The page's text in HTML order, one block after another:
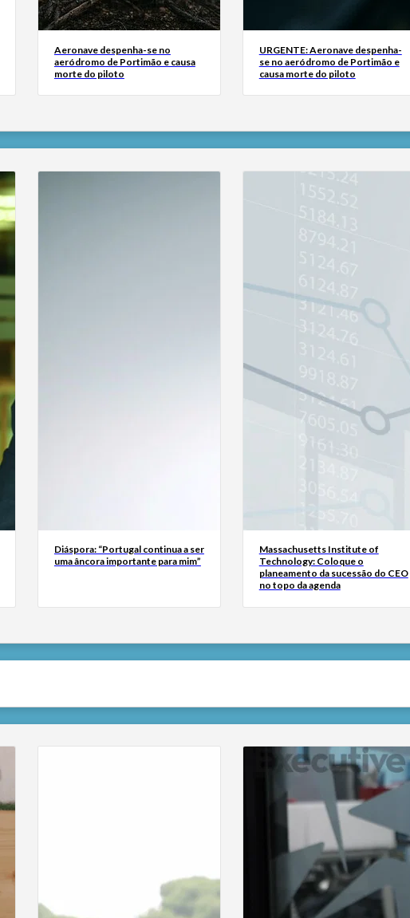
Aeronave despenha-se no
aeródromo de Portimão e causa
morte do piloto
URGENTE: Aeronave despenha-
se no aeródromo de Portimão e
causa morte do piloto
Diáspora: “Portugal continua a ser
uma âncora importante para mim”
Massachusetts Institute of
Technology: Coloque o
planeamento da sucessão do CEO
no topo da agenda